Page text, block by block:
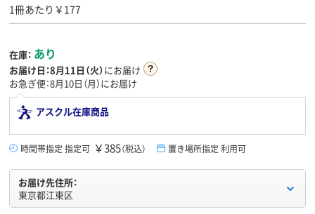
1冊あたり￥177
在庫： あり
お届け日：8月11日（火）にお届け
お急ぎ便：8月10日（月）にお届け
アスクル在庫商品
時間帯指定 指定可 ￥385（税込） 置き場所指定 利用可
お届け先住所：
東京都江東区